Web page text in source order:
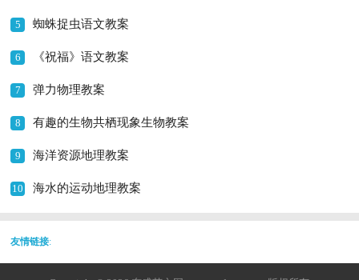
5 蜘蛛捉虫语文教案
6 《祝福》语文教案
7 弹力物理教案
8 有趣的生物共栖现象生物教案
9 海洋资源地理教案
10 海水的运动地理教案
友情链接: